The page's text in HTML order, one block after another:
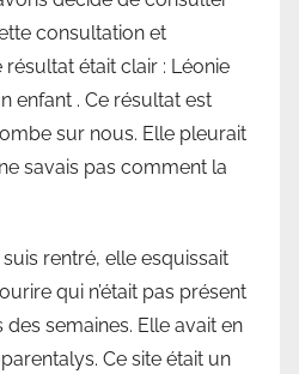
consultation et
était clair : Léonie
enfant . Ce résultat est
sur nous. Elle pleurait
savais pas comment la
rentré, elle esquissait
qui n’était pas présent
semaines. Elle avait en
Ce site était un